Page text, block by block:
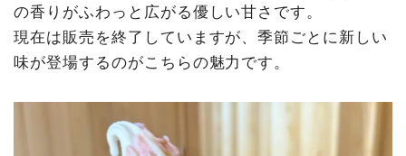
の香りがふわっと広がる優しい甘さです。
現在は販売を終了していますが、季節ごとに新しい
味が登場するのがこちらの魅力です。